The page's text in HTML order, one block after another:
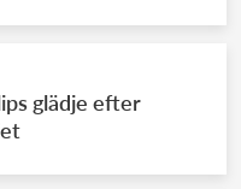
glädje efter